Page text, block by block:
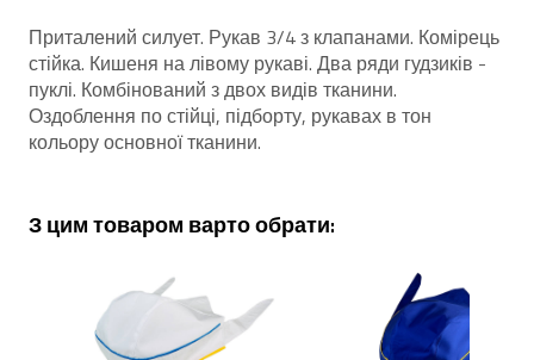
Приталений силует. Рукав 3/4 з клапанами. Комірець
стійка. Кишеня на лівому рукаві. Два ряди гудзиків -
пуклі. Комбінований з двох видів тканини.
Оздоблення по стійці, підборту, рукавах в тон
кольору основної тканини.
З цим товаром варто обрати: